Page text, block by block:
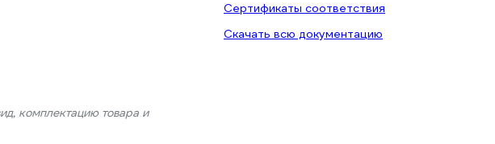
комплектацию товара и
Сертификаты соответствия
Скачать всю документацию